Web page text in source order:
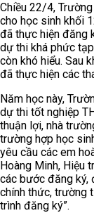
Chiều 22/4,
cho học sinh khối
đã thực hiện đăng
dự thi khá phức
còn khó hiểu. Sau
đã thực hiện các
Năm học này,
dự thi tốt nghiệp
thuận lợi, nhà
trường hợp học
yêu cầu các em
Hoàng Minh, Hiệu
các bước đăng ký,
chính thức, trường
trình đăng ký”.